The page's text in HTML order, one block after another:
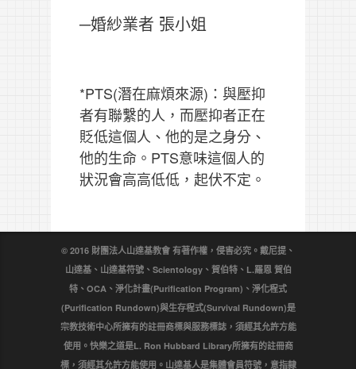
─婚紗業者 張小姐
*PTS(潛在麻煩來源)：與壓抑
者有聯繫的人，而壓抑者正在
貶低這個人、他的是之身分、
他的生命。PTS意味這個人的
狀況會高高低低，起伏不定。
© 2016 財團法人山達基教會 有著作權，侵害必究。戴尼提、
山達基、山達基符號、Scientology、賀伯特、L.羅恩 賀伯
特、OCA、淨化計畫(Purification Program)、淨化程式
(Purification Rundown)與生存程式(Survival Rundown)是
宗教技術中心所擁有的註冊商標與服務標誌，須經其允許方能
使用。快樂之道是L. Ron Hubbard Library所擁有的註冊商
標，須經其允許方能使用。山達基人是集體會員符號，意指隸